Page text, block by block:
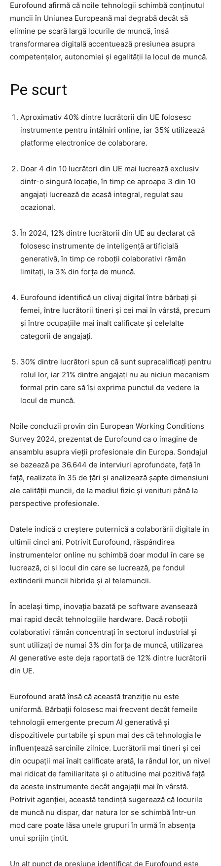
Eurofound afirmă că noile tehnologii schimbă conținutul
muncii în Uniunea Europeană mai degrabă decât să
elimine pe scară largă locurile de muncă, însă
transformarea digitală accentuează presiunea asupra
competențelor, autonomiei și egalității la locul de muncă.
Pe scurt
Aproximativ 40% dintre lucrătorii din UE folosesc
instrumente pentru întâlniri online, iar 35% utilizează
platforme electronice de colaborare.
Doar 4 din 10 lucrători din UE mai lucrează exclusiv
dintr-o singură locație, în timp ce aproape 3 din 10
angajați lucrează de acasă integral, regulat sau
ocazional.
În 2024, 12% dintre lucrătorii din UE au declarat că
folosesc instrumente de inteligență artificială
generativă, în timp ce roboții colaborativi rămân
limitați, la 3% din forța de muncă.
Eurofound identifică un clivaj digital între bărbați și
femei, între lucrătorii tineri și cei mai în vârstă, precum
și între ocupațiile mai înalt calificate și celelalte
categorii de angajați.
30% dintre lucrători spun că sunt supracalificați pentru
rolul lor, iar 21% dintre angajați nu au niciun mecanism
formal prin care să își exprime punctul de vedere la
locul de muncă.
Noile concluzii provin din European Working Conditions
Survey 2024, prezentat de Eurofound ca o imagine de
ansamblu asupra vieții profesionale din Europa. Sondajul
se bazează pe 36.644 de interviuri aprofundate, față în
față, realizate în 35 de țări și analizează șapte dimensiuni
ale calității muncii, de la mediul fizic și venituri până la
perspective profesionale.
Datele indică o creștere puternică a colaborării digitale în
ultimii cinci ani. Potrivit Eurofound, răspândirea
instrumentelor online nu schimbă doar modul în care se
lucrează, ci și locul din care se lucrează, pe fondul
extinderii muncii hibride și al telemuncii.
În același timp, inovația bazată pe software avansează
mai rapid decât tehnologiile hardware. Dacă roboții
colaborativi rămân concentrați în sectorul industrial și
sunt utilizați de numai 3% din forța de muncă, utilizarea
AI generative este deja raportată de 12% dintre lucrătorii
din UE.
Eurofound arată însă că această tranziție nu este
uniformă. Bărbații folosesc mai frecvent decât femeile
tehnologii emergente precum AI generativă și
dispozitivele purtabile și spun mai des că tehnologia le
influențează sarcinile zilnice. Lucrătorii mai tineri și cei
din ocupații mai înalt calificate arată, la rândul lor, un nivel
mai ridicat de familiaritate și o atitudine mai pozitivă față
de aceste instrumente decât angajații mai în vârstă.
Potrivit agenției, această tendință sugerează că locurile
de muncă nu dispar, dar natura lor se schimbă într-un
mod care poate lăsa unele grupuri în urmă în absența
unui sprijin țintit.
Un alt punct de presiune identificat de Eurofound este